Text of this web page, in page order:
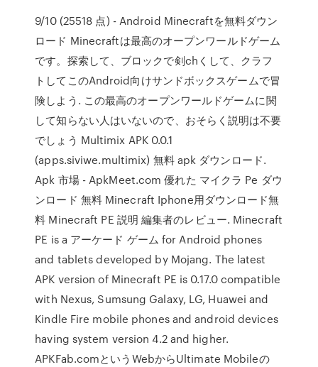
9/10 (25518 点) - Android Minecraftを無料ダウン
ロード Minecraftは最高のオープンワールドゲーム
です。探索して、ブロックで剣chくして、クラフ
トしてこのAndroid向けサンドボックスゲームで冒
険しよう. この最高のオープンワールドゲームに関
して知らない人はいないので、おそらく説明は不要
でしょう Multimix APK 0.0.1
(apps.siviwe.multimix) 無料 apk ダウンロード.
Apk 市場 - ApkMeet.com 優れた マイクラ Pe ダウ
ンロード 無料 Minecraft Iphone用ダウンロード無
料 Minecraft PE 説明 編集者のレビュー. Minecraft
PE is a アーケード ゲーム for Android phones
and tablets developed by Mojang. The latest
APK version of Minecraft PE is 0.17.0 compatible
with Nexus, Sumsung Galaxy, LG, Huawei and
Kindle Fire mobile phones and android devices
having system version 4.2 and higher.
APKFab.comというWebからUltimate Mobileの